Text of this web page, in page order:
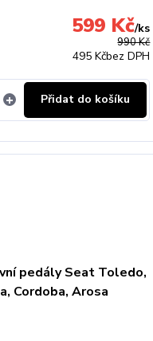
990 Kč
599 Kč/ks
495 Kčbez DPH
Přidat do košíku